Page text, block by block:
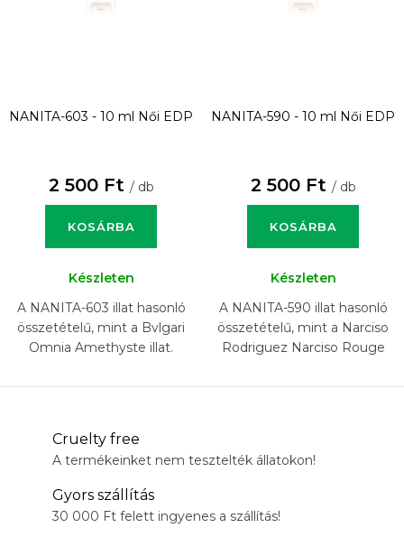
NANITA-603 - 10 ml Női EDP
2 500 Ft / db
KOSÁRBA
Készleten
A NANITA-603 illat hasonló
összetételű, mint a Bvlgari
Omnia Amethyste illat.
NANITA-590 - 10 ml Női EDP
2 500 Ft / db
KOSÁRBA
Készleten
A NANITA-590 illat hasonló
összetételű, mint a Narciso
Rodriguez Narciso Rouge
Cruelty free
A termékeinket nem tesztelték állatokon!
Gyors szállítás
30 000 Ft felett ingyenes a szállítás!